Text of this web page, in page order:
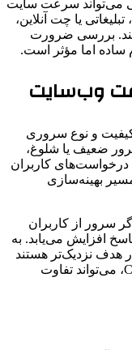
می‌تواند سرعت سایت
یا چت آنلاین،
بررسی ضرورت
ساده اما مؤثر است.
وب‌سایت
و نوع سروری
ضعیف یا شلوغ،
درخواست‌های کاربران
بهینه‌سازی
سرور از کاربران
افزایش می‌یابد. به
هدف نزدیک‌تر هستند
یا بهره‌گیری از شبکه‌های توزیع محتوا یا CDN، می‌تواند تفاوت